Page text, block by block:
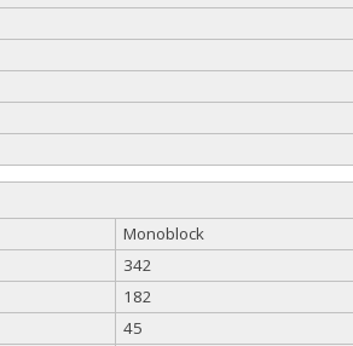
Monoblock
342
182
45